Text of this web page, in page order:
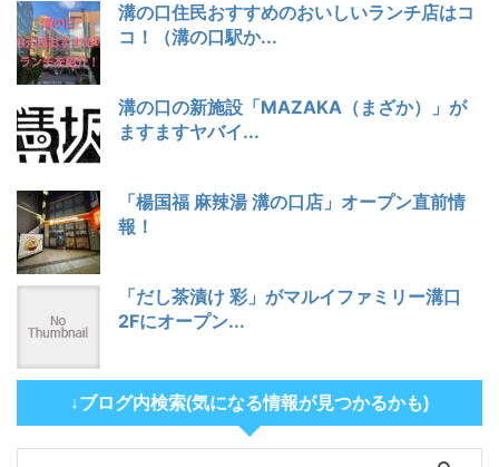
溝の口住民おすすめのおいしいランチ店はコ
コ！（溝の口駅か...
溝の口の新施設「MAZAKA（まざか）」が
ますますヤバイ...
「楊国福 麻辣湯 溝の口店」オープン直前情
報！
「だし茶漬け 彩」がマルイファミリー溝口
2Fにオープン...
↓ブログ内検索(気になる情報が見つかるかも)